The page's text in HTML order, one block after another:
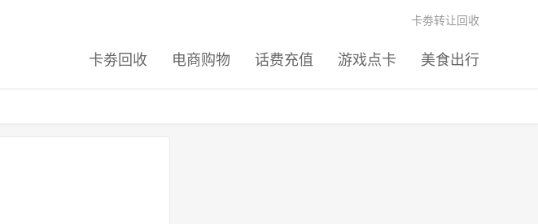
卡劵回收 电商购物 话费充值 游戏点卡 美食出行
卡劵转让回收